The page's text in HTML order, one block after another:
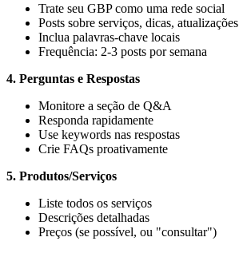
Trate seu GBP como uma rede social
Posts sobre serviços, dicas, atualizações
Inclua palavras-chave locais
Frequência: 2-3 posts por semana
4. Perguntas e Respostas
Monitore a seção de Q&A
Responda rapidamente
Use keywords nas respostas
Crie FAQs proativamente
5. Produtos/Serviços
Liste todos os serviços
Descrições detalhadas
Preços (se possível, ou "consultar")